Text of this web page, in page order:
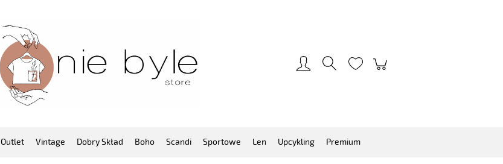
Outlet Vintage Dobry Skład Boho Scandi Sportowe Len Upcykling Premium